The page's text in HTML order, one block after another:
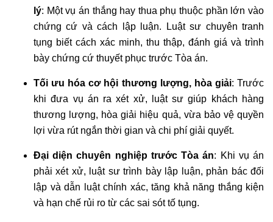
lý: Một vụ án thắng hay thua phụ thuộc phần lớn vào
chứng cứ và cách lập luận. Luật sư chuyên tranh
tụng biết cách xác minh, thu thập, đánh giá và trình
bày chứng cứ thuyết phục trước Tòa án.
Tối ưu hóa cơ hội thương lượng, hòa giải: Trước
khi đưa vụ án ra xét xử, luật sư giúp khách hàng
thương lượng, hòa giải hiệu quả, vừa bảo vệ quyền
lợi vừa rút ngắn thời gian và chi phí giải quyết.
Đại diện chuyên nghiệp trước Tòa án: Khi vụ án
phải xét xử, luật sư trình bày lập luận, phản bác đối
lập và dẫn luật chính xác, tăng khả năng thắng kiện
và hạn chế rủi ro từ các sai sót tố tụng.